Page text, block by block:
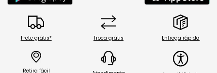
Frete grátis* Troca grátis Entrega rápida
Retira fácil